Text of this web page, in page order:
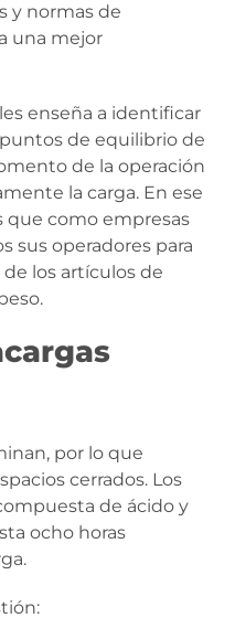
y normas de
una mejor
enseña a identificar
de equilibrio de
de la operación
la carga. En ese
que como empresas
sus operadores para
los artículos de
por lo que
cerrados. Los
de ácido y
ocho horas